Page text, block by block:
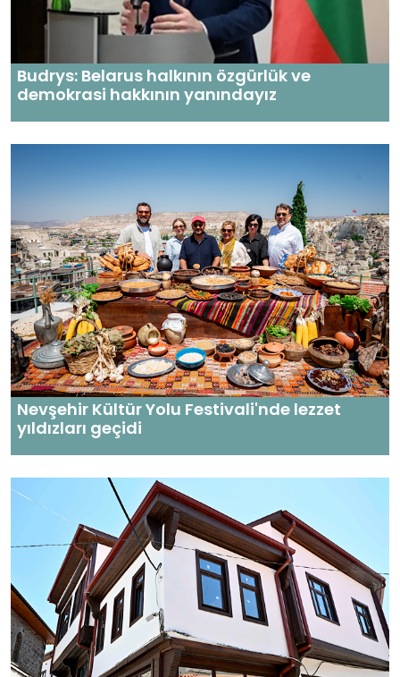
Budrys: Belarus halkının özgürlük ve
demokrasi hakkının yanındayız
Nevşehir Kültür Yolu Festivali'nde lezzet
yıldızları geçidi